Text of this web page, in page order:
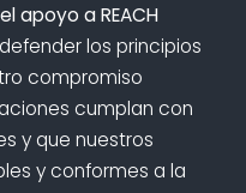
apoyo a REACH
los principios
compromiso
cumplan con
y que nuestros
y conformes a la